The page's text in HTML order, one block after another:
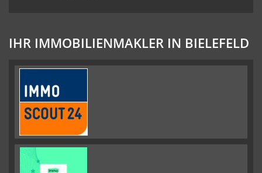
IHR IMMOBILIENMAKLER IN BIELEFELD